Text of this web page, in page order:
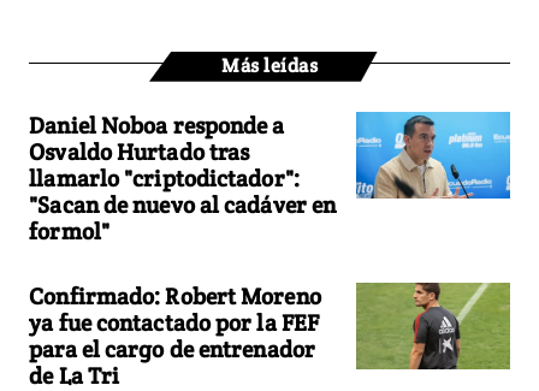
Más leídas
Daniel Noboa responde a
Osvaldo Hurtado tras
llamarlo "criptodictador":
"Sacan de nuevo al cadáver en
formol"
Confirmado: Robert Moreno
ya fue contactado por la FEF
para el cargo de entrenador
de La Tri